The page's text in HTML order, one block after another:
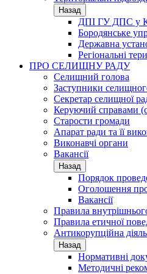
Назад
ДПІ ГУ ДПС у
Бородянське
Державна
Регіональні
ПРО СЕЛИЩНУ РАДУ
Селищний голова
Заступники
Секретар селищної
Керуючий справами
Старости громади
Апарат ради та її
Виконавчі органи
Вакансії
Назад
Порядок
Оголошення
Вакансії
Правила
Правила етичної
Антикорупційна
Назад
Нормативні
Методичні